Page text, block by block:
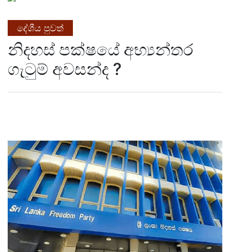
දේශීය පුවත්
නිදහස් පක්ෂයේ අභ්‍යන්තර
ගැටුම් අවසන්ද ?